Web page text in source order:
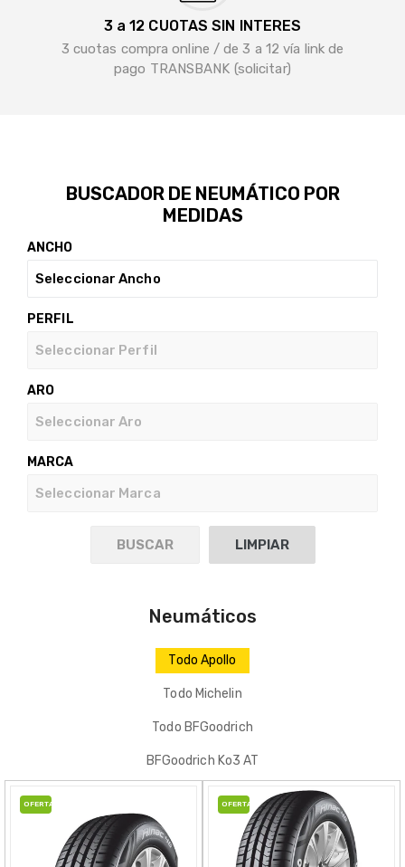
3 a 12 CUOTAS SIN INTERES
3 cuotas compra online / de 3 a 12 vía link de
pago TRANSBANK (solicitar)
BUSCADOR DE NEUMÁTICO POR
MEDIDAS
ANCHO
PERFIL
ARO
MARCA
Neumáticos
Todo Apollo
Todo Michelin
Todo BFGoodrich
BFGoodrich Ko3 AT
OFERTA OFERTA